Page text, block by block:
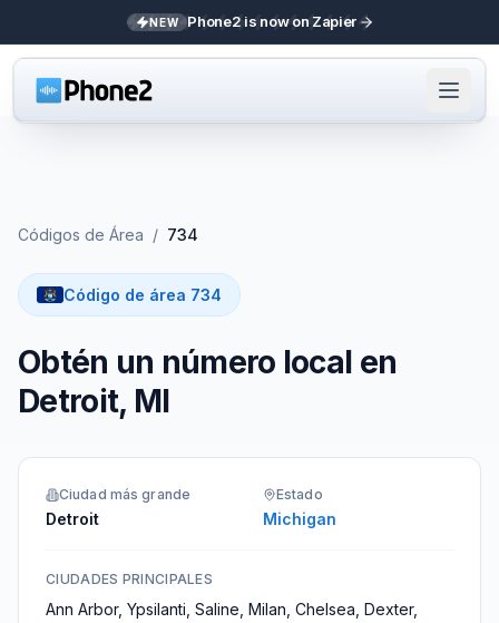
NEW Phone2 is now on Zapier
Códigos de Área / 734
Código de área 734
Obtén un número local en
Detroit, MI
Ciudad más grande
Detroit
Estado
Michigan
CIUDADES PRINCIPALES
Ann Arbor, Ypsilanti, Saline, Milan, Chelsea, Dexter,